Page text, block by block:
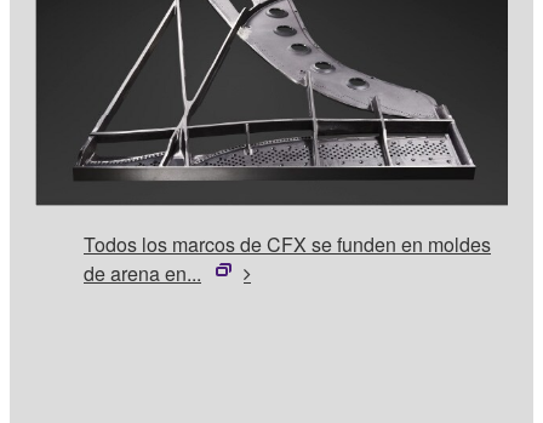
Todos los marcos de CFX se funden en moldes
de arena en...